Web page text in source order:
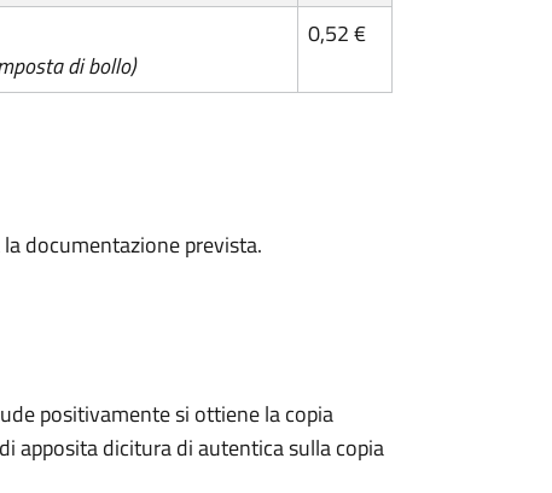
di bollo)
0,52 €
documentazione prevista.
positivamente si ottiene la copia
apposita dicitura di autentica sulla copia